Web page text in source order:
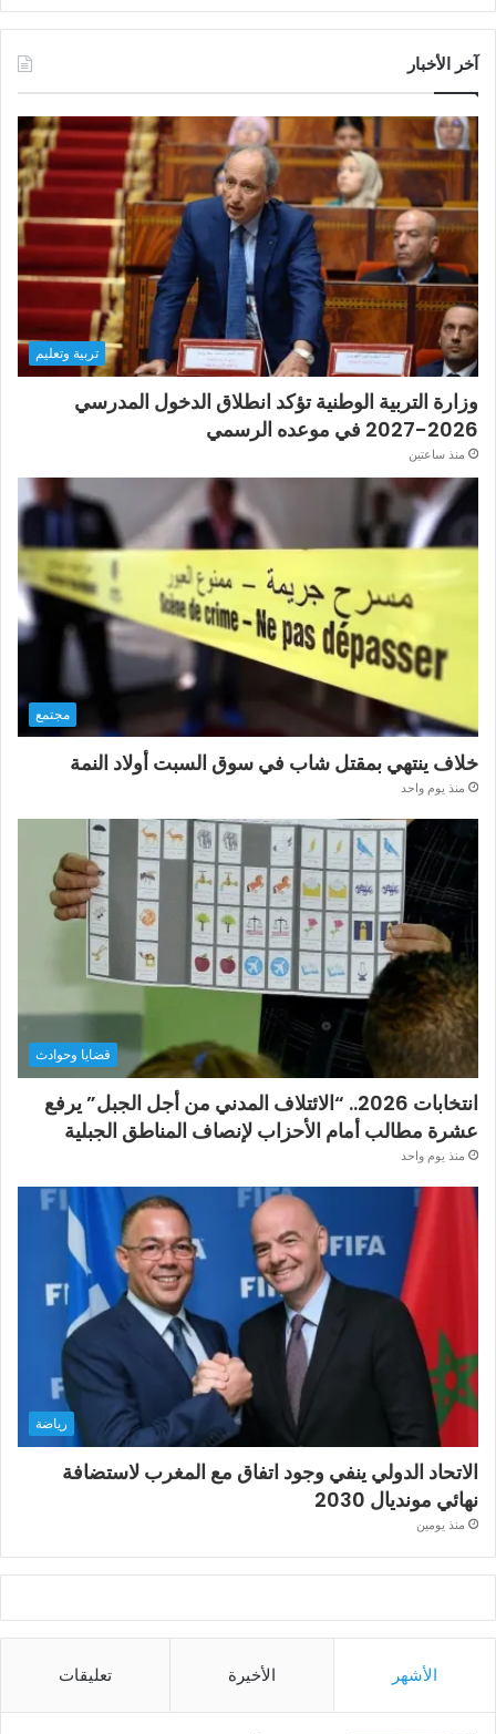
آخر الأخبار
تربية وتعليم
وزارة التربية الوطنية تؤكد انطلاق الدخول المدرسي
2026-2027 في موعده الرسمي
منذ ساعتين
مجتمع
خلاف ينتهي بمقتل شاب في سوق السبت أولاد النمة
منذ يوم واحد
قضايا وحوادث
انتخابات 2026.. “الائتلاف المدني من أجل الجبل” يرفع
عشرة مطالب أمام الأحزاب لإنصاف المناطق الجبلية
منذ يوم واحد
رياضة
الاتحاد الدولي ينفي وجود اتفاق مع المغرب لاستضافة
نهائي مونديال 2030
منذ يومين
الأشهر الأخيرة تعليقات